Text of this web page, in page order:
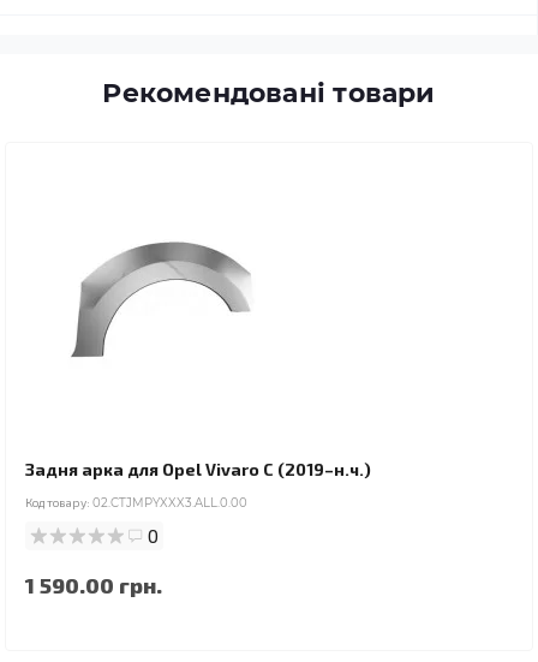
Рекомендовані товари
Задня арка для Opel Vivaro C (2019–н.ч.)
Код товару: 02.CTJMPYXXX3.ALL.0.00
0
1 590.00 грн.